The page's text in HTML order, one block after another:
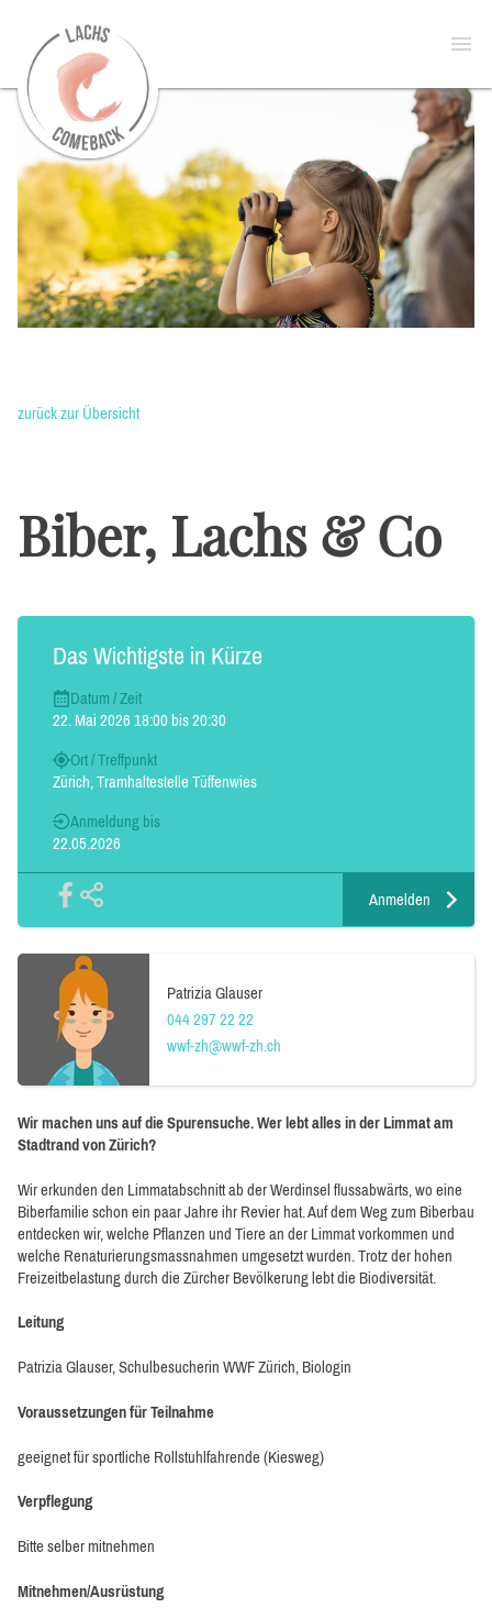
Startseite
Open
menu
zurück zur Übersicht
Biber, Lachs & Co
Das Wichtigste in Kürze
Datum / Zeit
22. Mai 2026 18:00 bis 20:30
Ort / Treffpunkt
Zürich, Tramhaltestelle Tüffenwies
Anmeldung bis
22.05.2026
Anmelden
Patrizia Glauser
044 297 22 22
wwf-zh@wwf-zh.ch
Wir machen uns auf die Spurensuche. Wer lebt alles in der Limmat am
Stadtrand von Zürich?
Wir erkunden den Limmatabschnitt ab der Werdinsel flussabwärts, wo eine
Biberfamilie schon ein paar Jahre ihr Revier hat. Auf dem Weg zum Biberbau
entdecken wir, welche Pflanzen und Tiere an der Limmat vorkommen und
welche Renaturierungsmassnahmen umgesetzt wurden. Trotz der hohen
Freizeitbelastung durch die Zürcher Bevölkerung lebt die Biodiversität.
Leitung
Patrizia Glauser, Schulbesucherin WWF Zürich, Biologin
Voraussetzungen für Teilnahme
geeignet für sportliche Rollstuhlfahrende (Kiesweg)
Verpflegung
Bitte selber mitnehmen
Mitnehmen/Ausrüstung